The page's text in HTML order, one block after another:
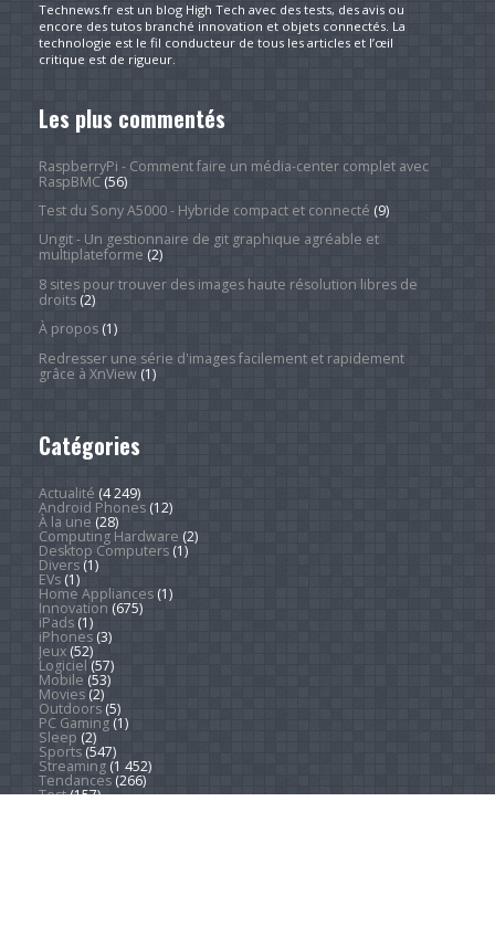
Technews.fr est un blog High Tech avec des tests, des avis ou
encore des tutos branché innovation et objets connectés. La
technologie est le fil conducteur de tous les articles et l’œil
critique est de rigueur.
Les plus commentés
RaspberryPi - Comment faire un média-center complet avec
RaspBMC(56)
Test du Sony A5000 - Hybride compact et connecté (9)
Ungit - Un gestionnaire de git graphique agréable et
multiplateforme (2)
8 sites pour trouver des images haute résolution libres de
droits(2)
À propos(1)
Redresser une série d'images facilement et rapidement
grâce à XnView(1)
Catégories
Actualité (4 249)
Android Phones(12)
À la une (28)
Computing Hardware (2)
Desktop Computers(1)
Divers(1)
EVs(1)
Home Appliances(1)
Innovation (675)
iPads(1)
iPhones(3)
Jeux(52)
Logiciel (57)
Mobile (53)
Movies(2)
Outdoors(5)
PC Gaming(1)
Sleep (2)
Sports(547)
Streaming(1 452)
Tendances(266)
Test(157)